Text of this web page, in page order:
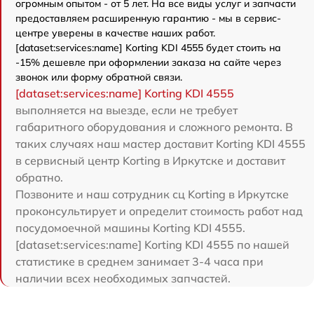
огромным опытом - от 5 лет. На все виды услуг и запчасти
предоставляем расширенную гарантию - мы в сервис-
центре уверены в качестве наших работ.
[dataset:services:name] Korting KDI 4555 будет стоить на
-15% дешевле при оформлении заказа на сайте через
звонок или форму обратной связи.
[dataset:services:name] Korting KDI 4555
выполняется на выезде, если не требует
габаритного оборудования и сложного ремонта. В
таких случаях наш мастер доставит Korting KDI 4555
в сервисный центр Korting в Иркутске и доставит
обратно.
Позвоните и наш сотрудник сц Korting в Иркутске
проконсультирует и определит стоимость работ над
посудомоечной машины Korting KDI 4555.
[dataset:services:name] Korting KDI 4555 по нашей
статистике в среднем занимает 3-4 часа при
наличии всех необходимых запчастей.